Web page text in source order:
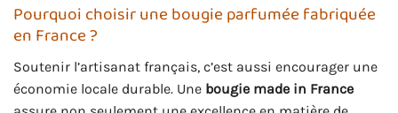
Pourquoi choisir une bougie parfumée fabriquée
en France ?
Soutenir l’artisanat français, c’est aussi encourager une
économie locale durable. Une bougie made in France